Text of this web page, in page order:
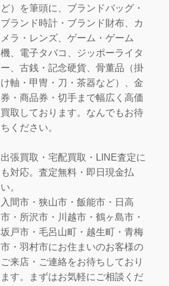
ど）を筆頭に、ブランドバッグ・
ブランド時計・ブランド財布、カ
メラ・レンズ、ゲーム・ゲーム
機、電子タバコ、ジッポーライタ
ー、古銭・記念硬貨、骨董品（掛
け軸・甲冑・刀・茶器など）、金
券・商品券・切手まで幅広く高価
買取しております。なんでもお待
ちください。
出張買取・宅配買取・LINE査定に
も対応。査定無料・即日現金払
い。
入間市・狭山市・飯能市・日高
市・所沢市・川越市・鶴ヶ島市・
坂戸市・毛呂山町・越生町・青梅
市・羽村市にお住まいのお客様の
ご来店・ご連絡をお待ちしており
ます。まずはお気軽にご相談くだ